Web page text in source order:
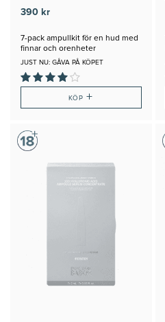
390 kr
7-pack ampullkit för en hud med
finnar och orenheter
JUST NU: GÅVA PÅ KÖPET
KÖP+